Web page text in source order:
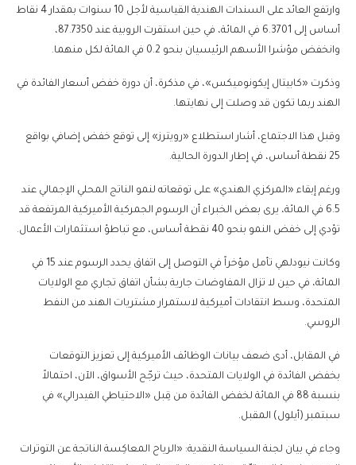
وارتفع العائد على السندات الهندية القياسية لأجل 10 سنوات بمقدار 4 نقاط
أساس إلى 6.3701 في المائة، في حين استقرت الروبية عند 87.7350،
وانخفض مؤشرا الأسهم الرئيسيان بنحو 0.2 في المائة لكل منهما.
وذكرت «كابيتال إيكونوميكس»، في مذكرة، أن دورة خفض أسعار الفائدة في
الهند ربما تكون قد وصلت إلى نهايتها.
وقبل هذا الاجتماع، أشار استطلاع «رويترز» إلى توقع خفض إضافي بواقع
25 نقطة أساس، في إطار الدورة الحالية.
ورغم إبقاء «المركزي الهندي» على توقعاته لنمو الناتج المحلي الإجمالي عند
6.5 في المائة، يرى بعض الخبراء أن الرسوم الجمركية الأميركية المرتفعة قد
تؤدي إلى خفض النمو بنحو 40 نقطة أساس، مع تباطؤ استثمارات الأعمال.
وكانت نيودلهي تأمل مؤخراً في التوصل إلى اتفاق يحدد الرسوم عند 15 في
المائة، في حين لا تزال المفاوضات جارية بشأن اتفاق تجاري مع الولايات
المتحدة، وسط انتقادات أميركية لاستمرار مشتريات الهند من النفط
الروسي.
في المقابل، أدى ضعف بيانات الوظائف الأميركية إلى تعزيز التوقعات
بخفض الفائدة في الولايات المتحدة، حيث ترجّح الأسواق، الآن، احتمالاً
بنسبة 88 في المائة لخفض الفائدة من قِبل «الاحتياطي الفيدرالي» في
سبتمبر (أيلول) المقبل.
وجاء في بيان لجنة السياسة النقدية: «الرياح المعاكِسة الناتجة عن التوترات